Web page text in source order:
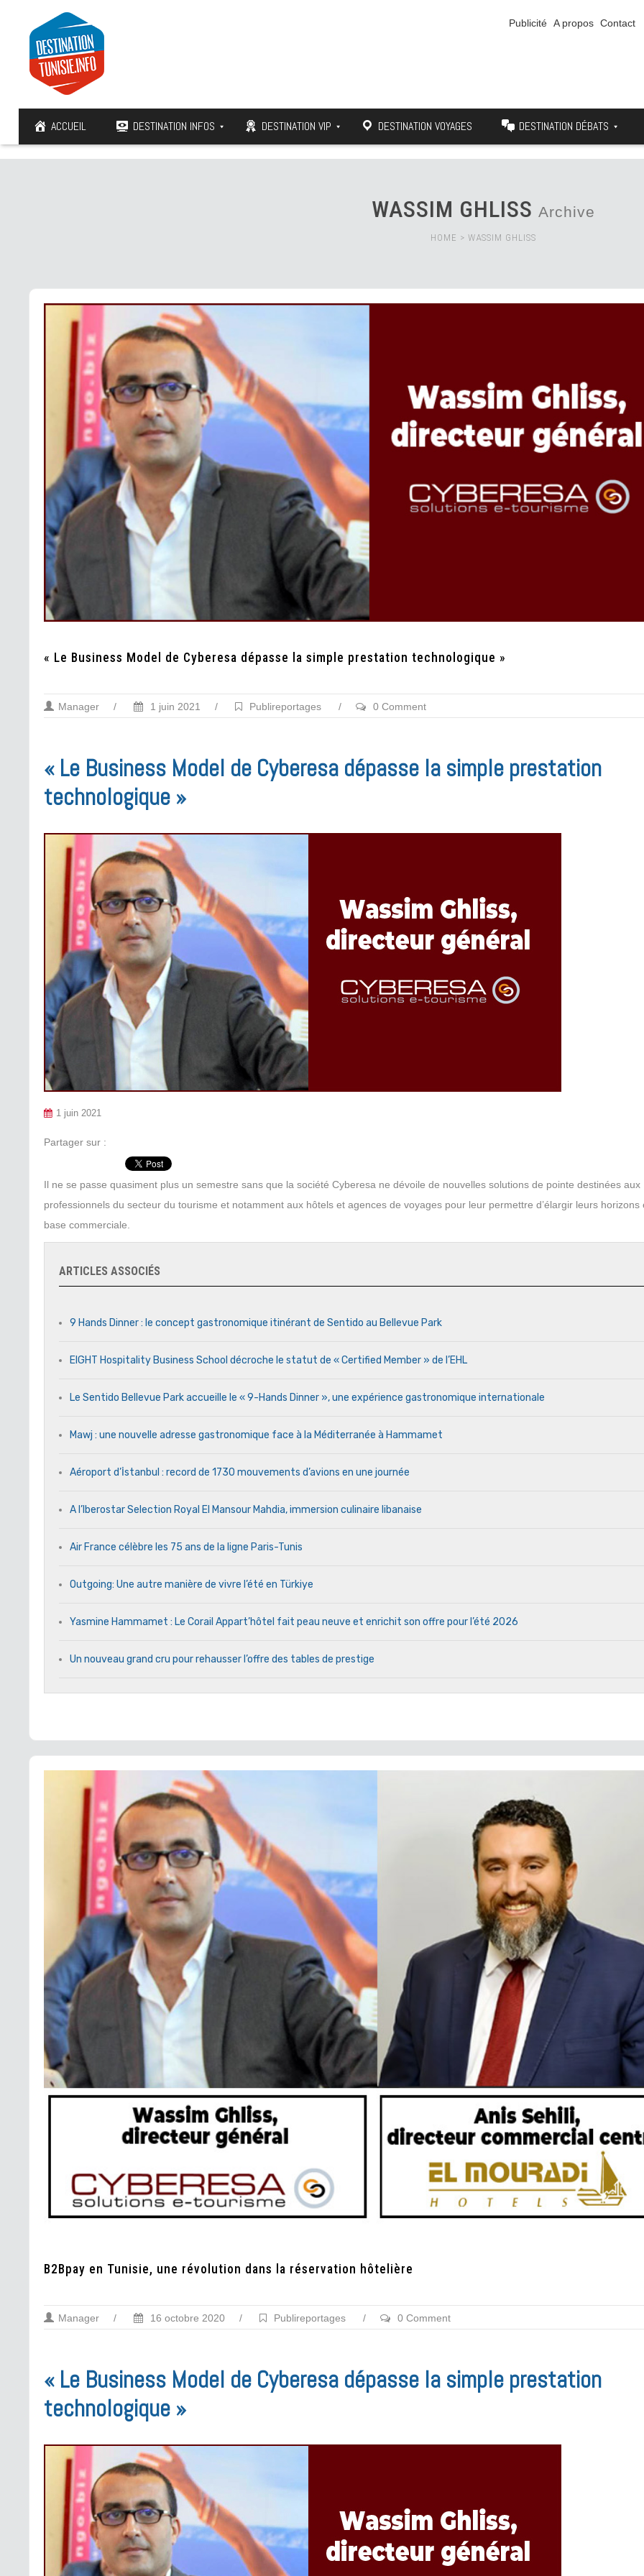
Publicité A propos Contact
ACCUEIL DESTINATION INFOS DESTINATION VIP DESTINATION VOYAGES DESTINATION DÉBATS
WASSIM GHLISS Archive
HOME > WASSIM GHLISS
« Le Business Model de Cyberesa dépasse la simple prestation technologique »
Manager / 1 juin 2021 / Publireportages / 0 Comment
« Le Business Model de Cyberesa dépasse la simple prestation
technologique »
1 juin 2021
Partager sur :
Il ne se passe quasiment plus un semestre sans que la société Cyberesa ne dévoile de nouvelles solutions de pointe destinées aux
professionnels du secteur du tourisme et notamment aux hôtels et agences de voyages pour leur permettre d’élargir leurs horizons
base commerciale.
ARTICLES ASSOCIÉS
9 Hands Dinner : le concept gastronomique itinérant de Sentido au Bellevue Park
EIGHT Hospitality Business School décroche le statut de « Certified Member » de l’EHL
Le Sentido Bellevue Park accueille le « 9-Hands Dinner », une expérience gastronomique internationale
Mawj : une nouvelle adresse gastronomique face à la Méditerranée à Hammamet
Aéroport d’İstanbul : record de 1730 mouvements d’avions en une journée
A l’Iberostar Selection Royal El Mansour Mahdia, immersion culinaire libanaise
Air France célèbre les 75 ans de la ligne Paris-Tunis
Outgoing: Une autre manière de vivre l’été en Türkiye
Yasmine Hammamet : Le Corail Appart’hôtel fait peau neuve et enrichit son offre pour l’été 2026
Un nouveau grand cru pour rehausser l’offre des tables de prestige
B2Bpay en Tunisie, une révolution dans la réservation hôtelière
Manager / 16 octobre 2020 / Publireportages / 0 Comment
« Le Business Model de Cyberesa dépasse la simple prestation
technologique »